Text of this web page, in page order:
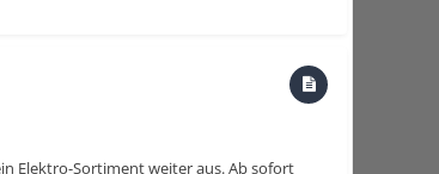
Elektro-Sortiment weiter aus. Ab sofort